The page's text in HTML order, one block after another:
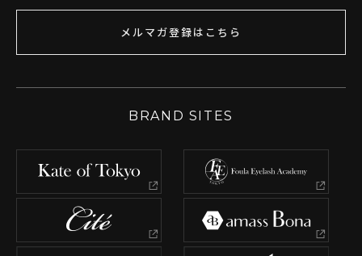
メルマガ登録はこちら
BRAND SITES